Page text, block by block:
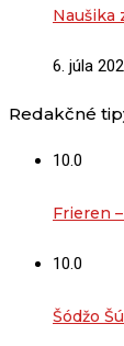
Naušika
6. júla
Redakčné
10.0
Frieren
10.0
Šódžo